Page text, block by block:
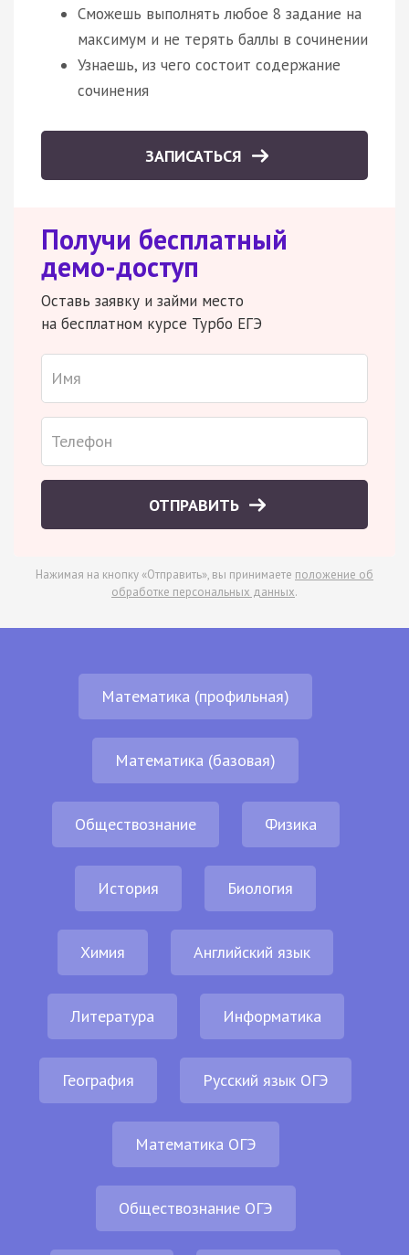
Сможешь выполнять любое 8 задание на
максимум и не терять баллы в сочинении
Узнаешь, из чего состоит содержание
сочинения
ЗАПИСАТЬСЯ
Получи бесплатный
демо-доступ
Оставь заявку и займи место
на бесплатном курсе Турбо ЕГЭ
ОТПРАВИТЬ
Нажимая на кнопку «Отправить», вы принимаете положение об
обработке персональных данных.
Математика (профильная)
Математика (базовая)
Обществознание Физика
История Биология
Химия Английский язык
Литература Информатика
География Русский язык ОГЭ
Математика ОГЭ
Обществознание ОГЭ